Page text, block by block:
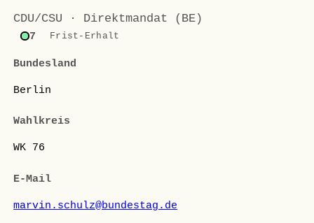
CDU/CSU · Direktmandat (BE)
7 Frist-Erhalt
Bundesland
Berlin
Wahlkreis
WK 76
E-Mail
marvin.schulz@bundestag.de